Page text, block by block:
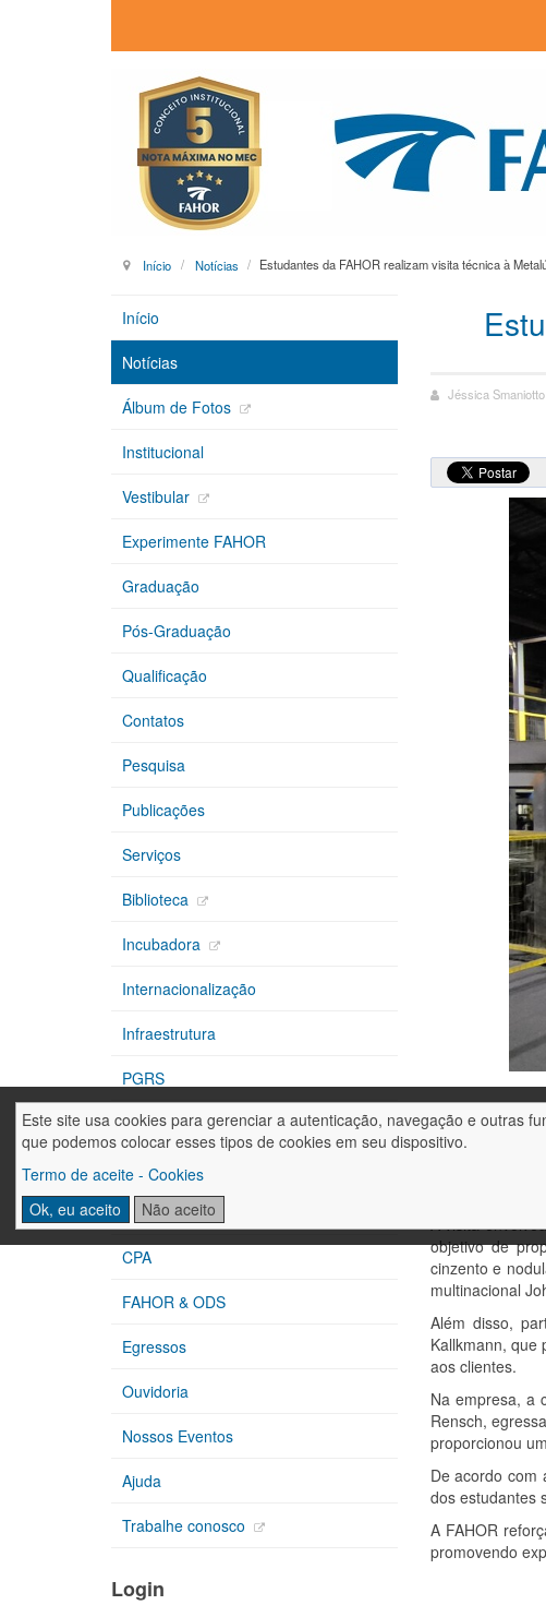
Este site usa cookies para gerenciar a autenticação, navegação e outras
que podemos colocar esses tipos de cookies em seu dispositivo.
Termo de aceite - Cookies
Ok, eu aceito
Não aceito
Início Notícias Estudantes da FAHOR realizam visita técnica à
Jéssica
No dia 27 de
importante
professora
A visita
objetivo de
cinzento e
multinacional
Além disso,
Kallkmann,
aos clientes.
Na empresa, a
Rensch,
proporcionou
De acordo com
dos estudantes
A FAHOR
promovendo
Início
Notícias
Álbum de Fotos
Institucional
Vestibular
Experimente FAHOR
Graduação
Pós-Graduação
Qualificação
Contatos
Pesquisa
Publicações
Serviços
Biblioteca
Incubadora
Internacionalização
Infraestrutura
PGRS
CIPA
Extensão
Núcleos de Apoio
CPA
FAHOR & ODS
Egressos
Ouvidoria
Nossos Eventos
Ajuda
Trabalhe conosco
Login